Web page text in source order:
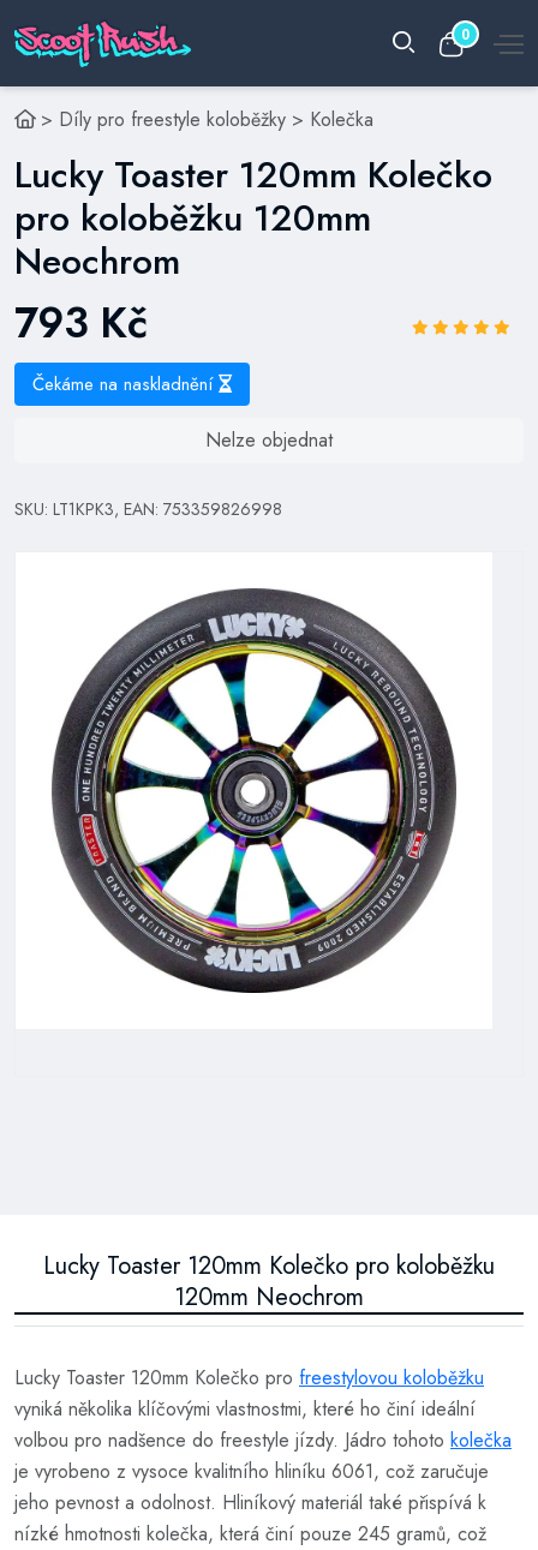
0
> Díly pro freestyle koloběžky > Kolečka
Lucky Toaster 120mm Kolečko
pro koloběžku 120mm
Neochrom
793 Kč
Čekáme na naskladnění
Nelze objednat
SKU: LT1KPK3, EAN: 753359826998
Lucky Toaster 120mm Kolečko pro koloběžku
120mm Neochrom
Lucky Toaster 120mm Kolečko pro freestylovou koloběžku
vyniká několika klíčovými vlastnostmi, které ho činí ideální
volbou pro nadšence do freestyle jízdy. Jádro tohoto kolečka
je vyrobeno z vysoce kvalitního hliníku 6061, což zaručuje
jeho pevnost a odolnost. Hliníkový materiál také přispívá k
nízké hmotnosti kolečka, která činí pouze 245 gramů, což